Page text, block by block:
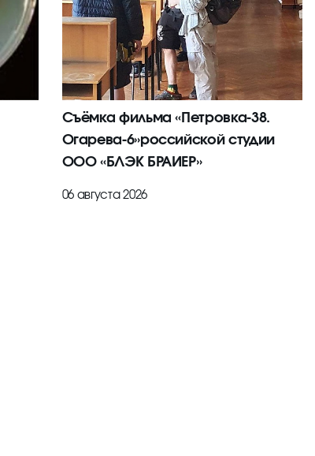
Съёмка фильма «Петровка-38.
Огарева-6»российской студии
ООО «БЛЭК БРАИЕР»
06 августа 2026